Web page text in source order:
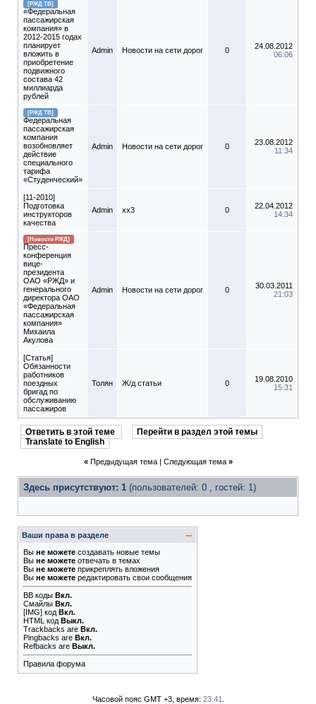
[РЖД ТВ]
«Федеральная
пассажирская
компания» в
2012-2015 годах
планирует
вложить в
приобретение
подвижного
состава 42
миллиарда
рублей
Admin Новости на сети дорог 0
24.08.2012
06:06
[РЖД ТВ]
Федеральная
пассажирская
компания
возобновляет
действие
специального
тарифа
«Студенческий»
Admin Новости на сети дорог 0
23.08.2012
11:34
[11-2010]
Подготовка
инструкторов
качества
Admin xx3 0
22.04.2012
14:34
[Новости РЖД]
Пресс-
конференция
вице-
президента
ОАО «РЖД» и
генерального
директора ОАО
«Федеральная
пассажирская
компания»
Михаила
Акулова
Admin Новости на сети дорог 0
30.03.2011
21:03
[Статья]
Обязанности
работников
поездных
бригад по
обслуживанию
пассажиров
Толян Ж/д статьи 0
19.08.2010
15:31
Ответить в этой теме
Перейти в раздел этой темы
Translate to English
« Предыдущая тема| Следующая тема »
Здесь присутствуют: 1 (пользователей: 0 , гостей: 1)
Ваши права в разделе
Вы не можете создавать новые темы
Вы не можете отвечать в темах
Вы не можете прикреплять вложения
Вы не можете редактировать свои сообщения
BB коды Вкл.
Смайлы Вкл.
[IMG] код Вкл.
HTML код Выкл.
Trackbacks are Вкл.
Pingbacks are Вкл.
Refbacks are Выкл.
Правила форума
Часовой пояс GMT +3, время: 23:41